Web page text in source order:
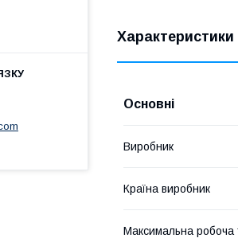
Характеристики
Основні
Виробник
Країна виробник
Максимальна робоча